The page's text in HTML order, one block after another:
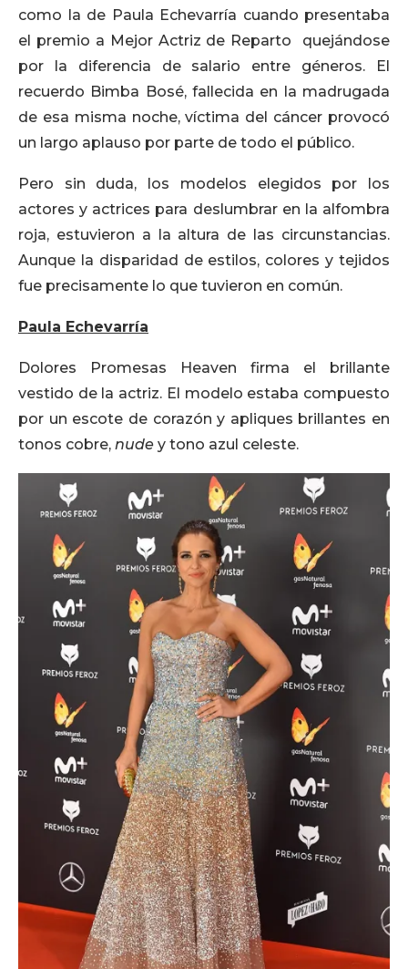
como la de Paula Echevarría cuando presentaba
el premio a Mejor Actriz de Reparto quejándose
por la diferencia de salario entre géneros. El
recuerdo Bimba Bosé, fallecida en la madrugada
de esa misma noche, víctima del cáncer provocó
un largo aplauso por parte de todo el público.
Pero sin duda, los modelos elegidos por los
actores y actrices para deslumbrar en la alfombra
roja, estuvieron a la altura de las circunstancias.
Aunque la disparidad de estilos, colores y tejidos
fue precisamente lo que tuvieron en común.
Paula Echevarría
Dolores Promesas Heaven firma el brillante
vestido de la actriz. El modelo estaba compuesto
por un escote de corazón y apliques brillantes en
tonos cobre, nude y tono azul celeste.